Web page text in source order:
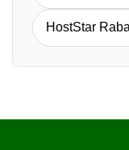
HostStar